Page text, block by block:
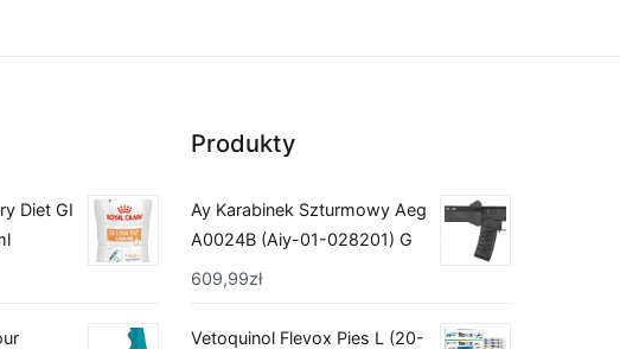
Diet GI
Produkty
Ay Karabinek Szturmowy Aeg
A0024B (Aiy-01-028201) G
609,99zł
Vetoquinol Flevox Pies L (20-